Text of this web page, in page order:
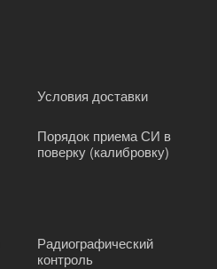
Условия доставки
Порядок приема СИ в
поверку (калибровку)
Радиографический
контроль